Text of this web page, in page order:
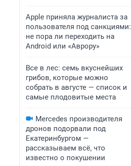
Apple приняла журналиста за
пользователя под санкциями:
не пора ли переходить на
Android или «Аврору»
Все в лес: семь вкуснейших
грибов, которые можно
собрать в августе — список и
самые плодовитые места
Mercedes производителя
дронов подорвали под
Екатеринбургом —
рассказываем всё, что
известно о покушении